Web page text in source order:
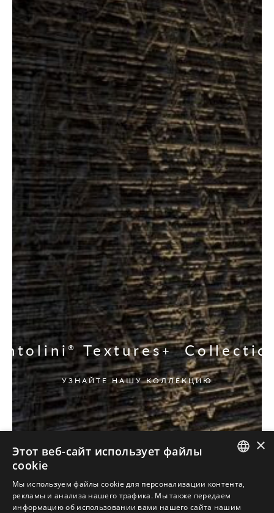
® Textures+
УЗНАЙТЕ НАШУ КОЛЛЕКЦИЮ
ENGLISH
×
Этот веб-сайт использует файлы
cookie
Мы используем файлы cookie для персонализации контента,
рекламы и анализа нашего трафика. Мы также передаем
информацию об использовании вами нашего сайта нашим